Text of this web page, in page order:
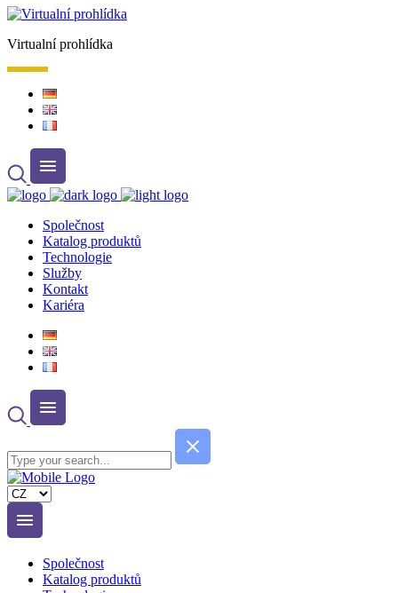
Virtualní prohlídka
Společnost
Katalog produktů
Technologie
Služby
Kontakt
Kariéra
Zvolte
jazyk
Společnost
Katalog produktů